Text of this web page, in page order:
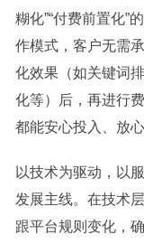
糊化”“付费前置化”
作模式，客户无需
化效果（如关键词
化等）后，再进行
都能安心投入、放心
以技术为驱动，以
发展主线。在技术
跟平台规则变化，